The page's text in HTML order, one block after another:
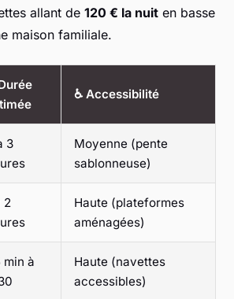
allant de 120 € la nuit en basse
maison familiale.
♿ Accessibilité
3
Moyenne (pente
sablonneuse)
2
Haute (plateformes
aménagées)
min à
Haute (navettes
accessibles)